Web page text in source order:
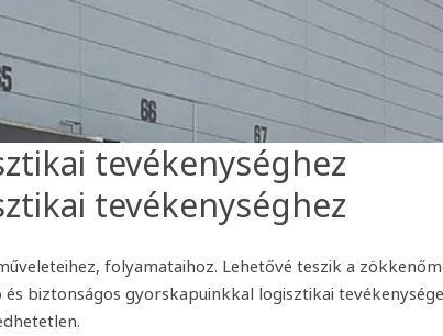
tevékenységhez
tevékenységhez
folyamataihoz. Lehetővé teszik a
biztonságos gyorskapuinkkal logisztikai